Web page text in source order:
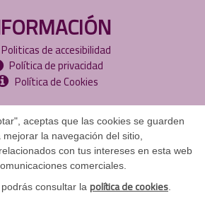
Politicas de accesibilidad
Política de privacidad
Política de Cookies
Copyright 2024
aceptas que las cookies se guarden
la navegación del sitio,
con tus intereses en esta web
comerciales.
consultar la política de cookies.